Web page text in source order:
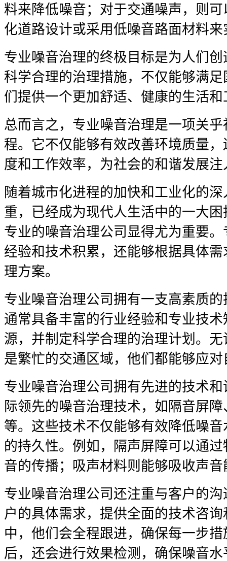
料来降低噪音；对于交通噪声，则
化道路设计或采用低噪音路面材料
专业噪音治理的终极目标是为人们
科学合理的治理措施，不仅能够满
们提供一个更加舒适、健康的生活
总而言之，专业噪音治理是一项关
程。它不仅能够有效改善环境质量
度和工作效率，为社会的和谐发展
随着城市化进程的加快和工业化的
重，已经成为现代人生活中的一大
专业的噪音治理公司显得尤为重要
经验和技术积累，还能够根据具体
理方案。
专业噪音治理公司拥有一支高素质
通常具备丰富的行业经验和专业技
源，并制定科学合理的治理计划。
是繁忙的交通区域，他们都能够应对
专业噪音治理公司拥有先进的技术
际领先的噪音治理技术，如隔音屏
等。这些技术不仅能够有效降低噪
的持久性。例如，隔声屏障可以通
音的传播；吸声材料则能够吸收声
专业噪音治理公司还注重与客户的
户的具体需求，提供全面的技术咨
中，他们会全程跟进，确保每一步
后，还会进行效果检测，确保噪音